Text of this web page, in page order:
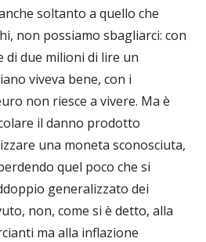
soltanto a quello che
non possiamo sbagliarci: con
di due milioni di lire un
viveva bene, con i
non riesce a vivere. Ma è
il danno prodotto
una moneta sconosciuta,
quel poco che si
generalizzato dei
non, come si è detto, alla
ma alla inflazione